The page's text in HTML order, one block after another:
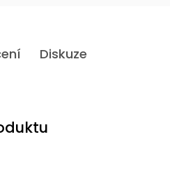
Diskuze